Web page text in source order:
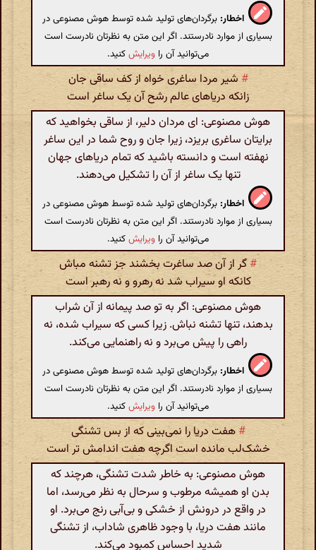
اخطار: برگردان‌های تولید شده توسط هوش مصنوعی در
بسیاری از موارد نادرستند. اگر این متن به نظرتان نادرست است
می‌توانید آن را ویرایشکنید.
# شیر مردا ساغری خواه از کف ساقی جان
زانکه دریاهای عالم رشح آن یک ساغر است
هوش مصنوعی: ای مردان دلیر، از ساقی بخواهید که
برایتان ساغری بریزد، زیرا جان و روح شما در این ساغر
نهفته است و دانسته باشید که تمام دریاهای جهان
تنها یک ساغر از آن را تشکیل می‌دهند.
اخطار: برگردان‌های تولید شده توسط هوش مصنوعی در
بسیاری از موارد نادرستند. اگر این متن به نظرتان نادرست است
می‌توانید آن را ویرایشکنید.
# گر از آن صد ساغرت بخشند جز تشنه مباش
کانکه او سیراب شد نه رهرو و نه رهبر است
هوش مصنوعی: اگر به تو صد پیمانه از آن شراب
بدهند، تنها تشنه نباش. زیرا کسی که سیراب شده، نه
راهی را پیش می‌برد و نه راهنمایی می‌کند.
اخطار: برگردان‌های تولید شده توسط هوش مصنوعی در
بسیاری از موارد نادرستند. اگر این متن به نظرتان نادرست است
می‌توانید آن را ویرایشکنید.
# هفت دریا را نمی‌بینی که از بس تشنگی
خشک‌لب مانده است اگرچه هفت اندامش تر است
هوش مصنوعی: به خاطر شدت تشنگی، هرچند که
بدن او همیشه مرطوب و سرحال به نظر می‌رسد، اما
در واقع در درونش از خشکی و بی‌آبی رنج می‌برد. او
مانند هفت دریا، با وجود ظاهری شاداب، از تشنگی
شدید احساس کمبود می‌کند.